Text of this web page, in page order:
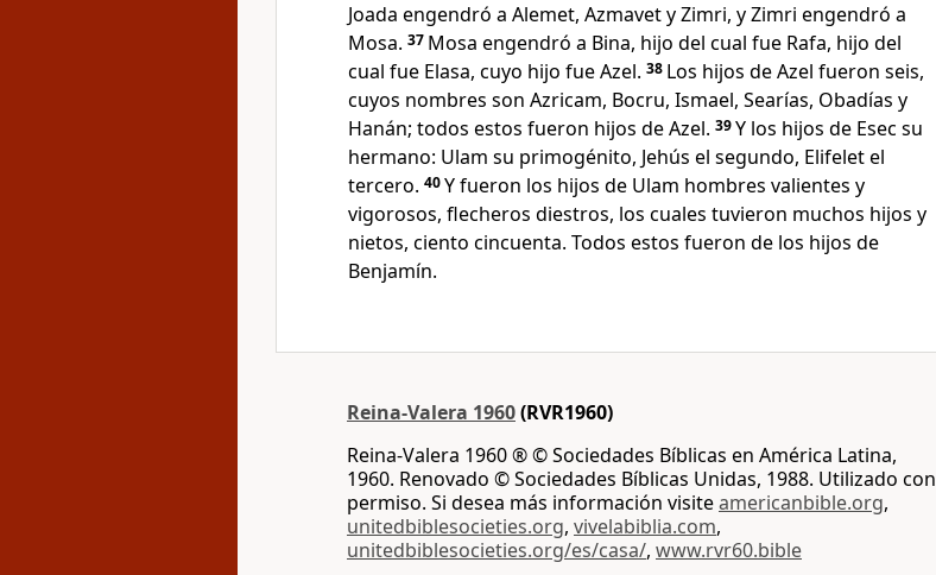
Joada engendró a Alemet, Azmavet y Zimri, y Zimri engendró a
Mosa. 37 Mosa engendró a Bina, hijo del cual fue Rafa, hijo del
cual fue Elasa, cuyo hijo fue Azel. 38 Los hijos de Azel fueron seis,
cuyos nombres son Azricam, Bocru, Ismael, Searías, Obadías y
Hanán; todos estos fueron hijos de Azel. 39Y los hijos de Esec su
hermano: Ulam su primogénito, Jehús el segundo, Elifelet el
tercero. 40Y fueron los hijos de Ulam hombres valientes y
vigorosos, flecheros diestros, los cuales tuvieron muchos hijos y
nietos, ciento cincuenta. Todos estos fueron de los hijos de
Benjamín.
Reina-Valera 1960(RVR1960)
Reina-Valera 1960 ® © Sociedades Bíblicas en América Latina,
1960. Renovado © Sociedades Bíblicas Unidas, 1988. Utilizado con
permiso. Si desea más información visiteamericanbible.org,
unitedbiblesocieties.org, vivelabiblia.com,
unitedbiblesocieties.org/es/casa/, www.rvr60.bible